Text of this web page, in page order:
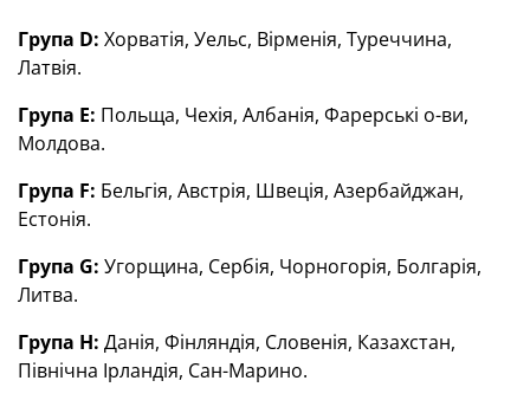
Група D: Хорватія, Уельс, Вірменія, Туреччина,
Латвія.
Група Е: Польща, Чехія, Албанія, Фарерські о-ви,
Молдова.
Група F: Бельгія, Австрія, Швеція, Азербайджан,
Естонія.
Група G: Угорщина, Сербія, Чорногорія, Болгарія,
Литва.
Група H: Данія, Фінляндія, Словенія, Казахстан,
Північна Ірландія, Сан-Марино.